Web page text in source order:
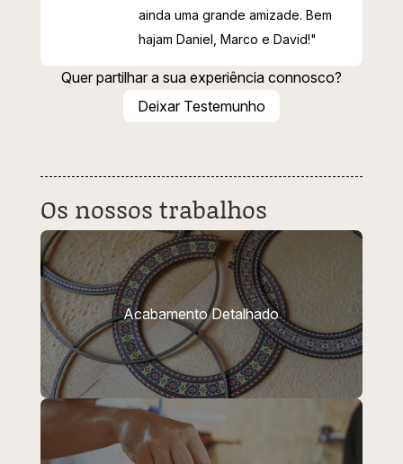
ainda uma grande amizade. Bem
hajam Daniel, Marco e David!"
Quer partilhar a sua experiência connosco?
Deixar Testemunho
Os nossos trabalhos
Acabamento Detalhado